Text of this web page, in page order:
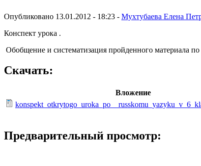
Опубликовано 13.01.2012 - 18:23 - Мухтубаева Елена
Конспект урока .
Обобщение и систематизация пройденного материала
Скачать:
Вложение
Предварительный просмотр: